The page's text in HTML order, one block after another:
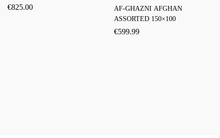
€825.00
AF-GHAZNI AFGHAN
ASSORTED 150×100
€599.99